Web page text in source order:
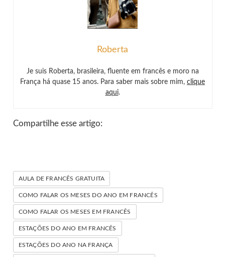
Roberta
Je suis Roberta, brasileira, fluente em francês e moro na
França há quase 15 anos. Para saber mais sobre mim, clique
aqui.
Compartilhe esse artigo:
AULA DE FRANCÊS GRATUITA
COMO FALAR OS MESES DO ANO EM FRANCÊS
COMO FALAR OS MESES EM FRANCÊS
ESTAÇÕES DO ANO EM FRANCÊS
ESTAÇÕES DO ANO NA FRANÇA